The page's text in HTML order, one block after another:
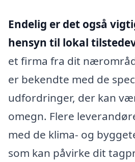
Endelig er det også
hensyn til lokal
et firma fra dit
er bekendte med de
udfordringer, der kan
omegn. Flere
med de klima- og
som kan påvirke dit